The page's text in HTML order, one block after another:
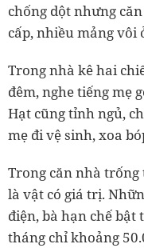
chống dột nhưng
cấp, nhiều mảng vôi
Trong nhà kê hai
đêm, nghe tiếng mẹ
Hạt cũng tỉnh ngủ,
mẹ đi vệ sinh, xoa
Trong căn nhà
là vật có giá trị.
điện, bà hạn chế
tháng chỉ khoảng